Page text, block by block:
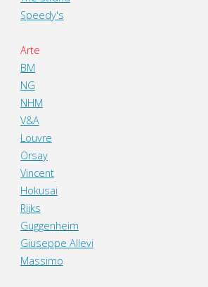
Speedy's
Arte
BM
NG
NHM
V&A
Louvre
Orsay
Vincent
Hokusai
Rijks
Guggenheim
Giuseppe Allevi
Massimo